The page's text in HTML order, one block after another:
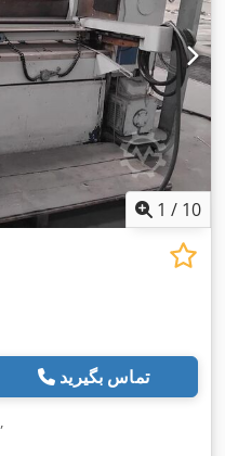
1 / 10
تماس بگیرید
,